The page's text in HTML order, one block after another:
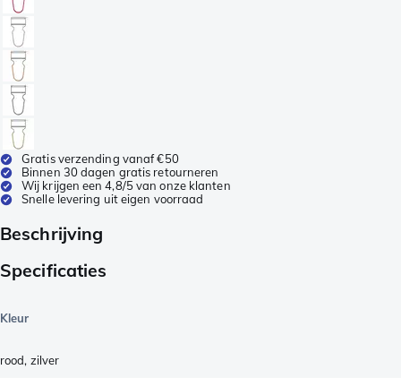
Gratis verzending vanaf €50
Binnen 30 dagen gratis retourneren
Wij krijgen een 4,8/5 van onze klanten
Snelle levering uit eigen voorraad
Beschrijving
Specificaties
Kleur
rood, zilver